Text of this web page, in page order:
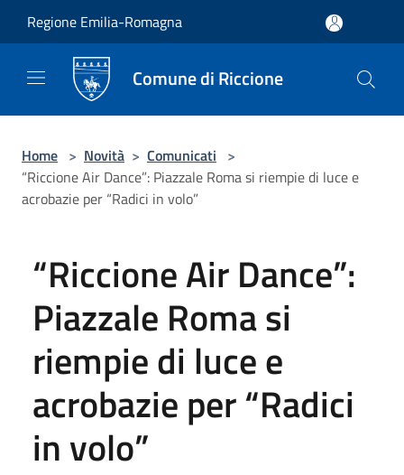
Regione Emilia-Romagna
Comune di Riccione
Home > Novità > Comunicati >
“Riccione Air Dance”: Piazzale Roma si riempie di luce e
acrobazie per “Radici in volo”
“Riccione Air Dance”:
Piazzale Roma si
riempie di luce e
acrobazie per “Radici
in volo”